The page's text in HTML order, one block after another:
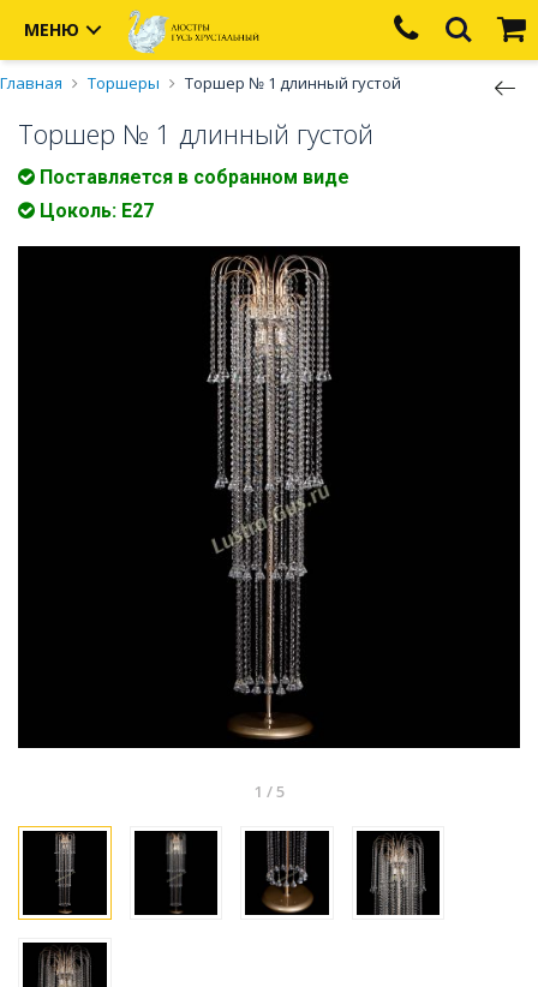
МЕНЮ
Главная Торшеры Торшер № 1 длинный густой
Торшер № 1 длинный густой
Поставляется в собранном виде
Цоколь: Е27
1 /5